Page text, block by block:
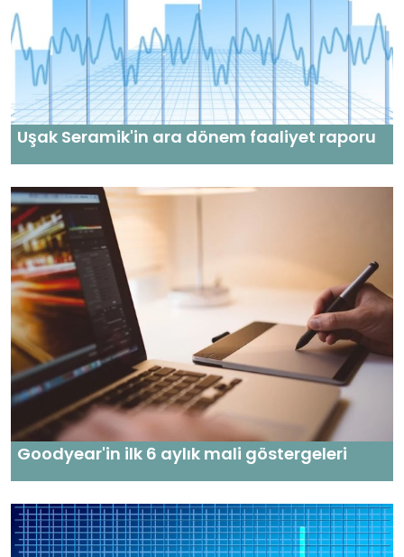
Uşak Seramik'in ara dönem faaliyet raporu
Goodyear'in ilk 6 aylık mali göstergeleri